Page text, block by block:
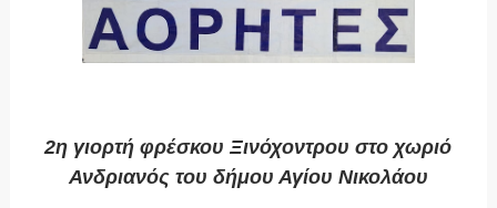
2η γιορτή φρέσκου Ξινόχοντρου στο χωριό
Ανδριανός του δήμου Αγίου Νικολάου